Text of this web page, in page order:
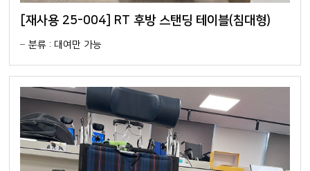
[재사용 25-004] RT 후방 스탠딩 테이블(침대형)
분류 : 대여만 가능